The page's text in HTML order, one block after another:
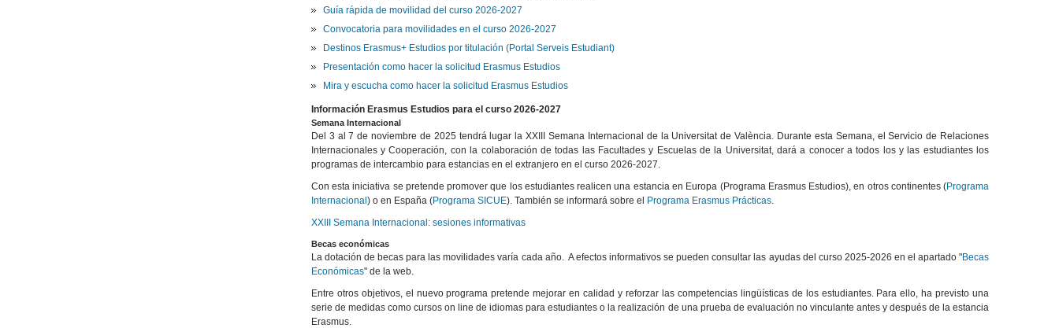
Guía rápida de movilidad del curso 2026-2027
Convocatoria para movilidades en el curso 2026-2027
Destinos Erasmus+ Estudios por titulación (Portal Serveis Estudiant)
Presentación como hacer la solicitud Erasmus Estudios
Mira y escucha como hacer la solicitud Erasmus Estudios
Información Erasmus Estudios para el curso 2026-2027
Semana Internacional
Del 3 al 7 de noviembre de 2025 tendrá lugar la XXIII Semana Internacional de la Universitat de València. Durante esta Semana, el Servicio de Relaciones
Internacionales y Cooperación, con la colaboración de todas las Facultades y Escuelas de la Universitat, dará a conocer a todos los y las estudiantes los
programas de intercambio para estancias en el extranjero en el curso 2026-2027.
Con esta iniciativa se pretende promover que los estudiantes realicen una estancia en Europa (Programa Erasmus Estudios), en otros continentes (Programa
Internacional) o en España (Programa SICUE). También se informará sobre el Programa Erasmus Prácticas.
XXIII Semana Internacional: sesiones informativas
Becas económicas
La dotación de becas para las movilidades varía cada año. A efectos informativos se pueden consultar las ayudas del curso 2025-2026 en el apartado "Becas
Económicas" de la web.
Entre otros objetivos, el nuevo programa pretende mejorar en calidad y reforzar las competencias lingüísticas de los estudiantes. Para ello, ha previsto una
serie de medidas como cursos on line de idiomas para estudiantes o la realización de una prueba de evaluación no vinculante antes y después de la estancia
Erasmus.